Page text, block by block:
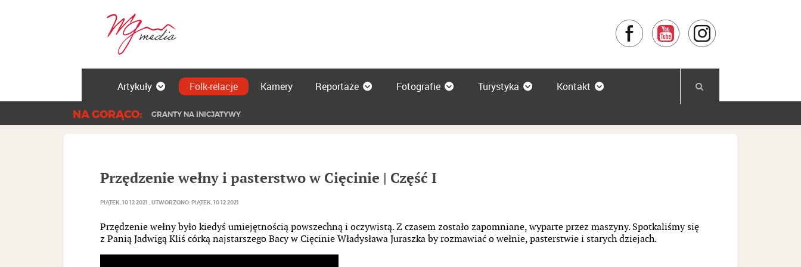
Facebook YouTube
Artykuły Folk-relacje Kamery Reportaże Fotografie Turystyka Kontakt
NA GORĄCO: GRANTY NA INICJATYWY
Przędzenie wełny i pasterstwo w Cięcinie | Część I
PIĄTEK, 10 12 2021 UTWORZONO: PIĄTEK, 10 12 2021
Przędzenie wełny było kiedyś umiejętnością powszechną i oczywistą. Z czasem zostało zapomniane, wyparte przez maszyny. Spotkaliśmy się
z Panią Jadwigą Kliś córką najstarszego Bacy w Cięcinie Władysława Juraszka by rozmawiać o wełnie, pasterstwie i starych dziejach.